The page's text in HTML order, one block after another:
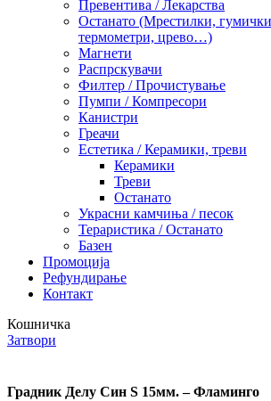
Превентива / Лекарства
Останато (Мрестилки,
термометри, црево…)
Магнети
Распрскувачи
Филтер / Прочистување
Пумпи / Компресори
Канистри
Греачи
Естетика / Керамики, треви
Керамики
Треви
Останато
Украсни камчиња / песок
Тераристика / Останато
Базен
Промоција
Рефундирање
Контакт
Кошничка
Затвори
Градник Делу Син S 15мм. – Фламинго